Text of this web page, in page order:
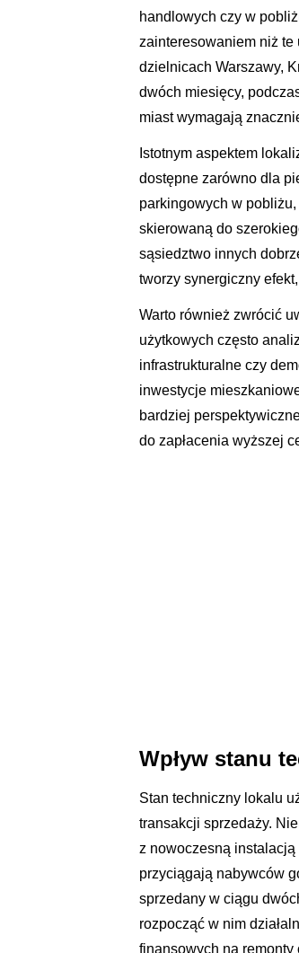
handlowych czy w
zainteresowaniem niż
dzielnicach Warszawy,
dwóch miesięcy,
miast wymagają
Istotnym aspektem
dostępne zarówno dla
parkingowych w
skierowaną do
sąsiedztwo innych
tworzy synergiczny
Warto również zwrócić
użytkowych często
infrastrukturalne czy
inwestycje
bardziej
do zapłacenia wyższej
Wpływ stanu
Stan techniczny lokalu
transakcji sprzedaży.
z nowoczesną
przyciągają nabywców
sprzedany w ciągu
rozpocząć w nim
finansowych na remonty